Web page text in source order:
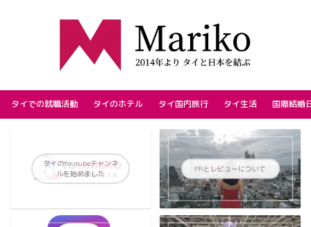
タイでの就職活動 タイのホテル タイ国内旅行 タイ生活 国際結婚
タイのYoutubeチャンネ
ルを始めました
PRとレビューについて